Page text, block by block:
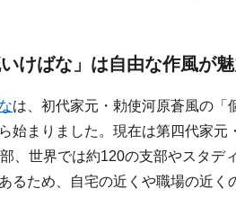
いけばな」は自由な作風が
は、初代家元・勅使河原蒼風の「
始まりました。現在は第四代家元
、世界では約120の支部やスタデ
るため、自宅の近くや職場の近く